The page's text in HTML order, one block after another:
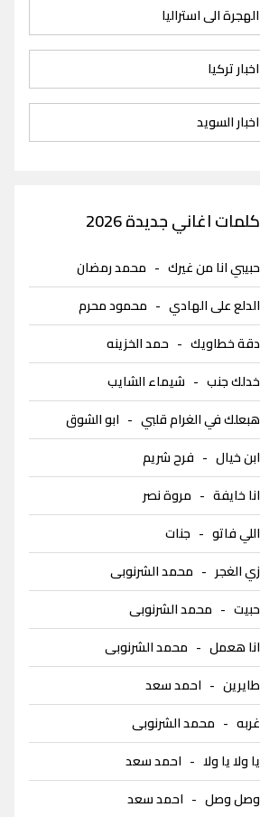
الهجرة الى استراليا
اخبار تركيا
اخبار السويد
كلمات اغاني جديدة 2026
حبيبي انا من غيرك- محمد رمضان
الدلع على الهادي- محمود محرم
دقة خطاويك- حمد الخزينه
خدلك جنب- شيماء الشايب
هبعلك في الغرام قلبي- ابو الشوق
ابن خيال- فرح شريم
انا خايفة- مروة نصر
اللي فاتو- جنات
زي الغجر - محمد الشرنوبى
حبيت- محمد الشرنوبى
انا هعمل- محمد الشرنوبى
طايرين- احمد سعد
غربه- محمد الشرنوبى
يا ولا يا ولا- احمد سعد
وصل وصل- احمد سعد